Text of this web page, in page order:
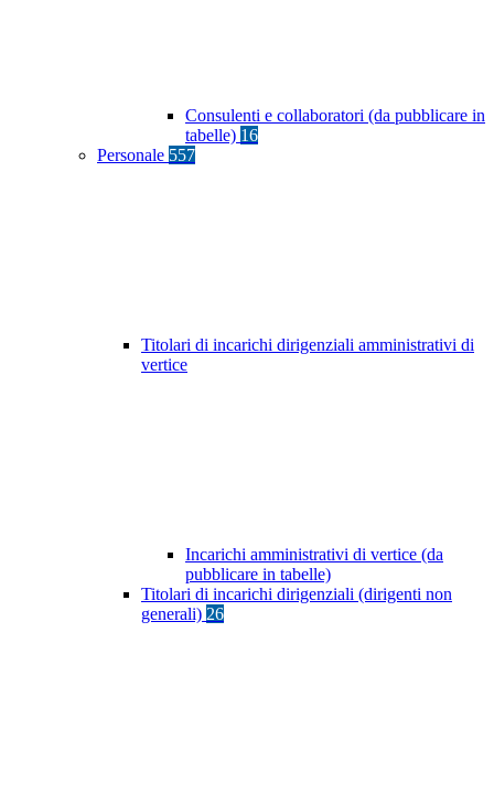
Consulenti e collaboratori (da pubblicare in
tabelle) 16
Personale 557
Titolari di incarichi dirigenziali amministrativi di
vertice
Incarichi amministrativi di vertice (da
pubblicare in tabelle)
Titolari di incarichi dirigenziali (dirigenti non
generali) 26